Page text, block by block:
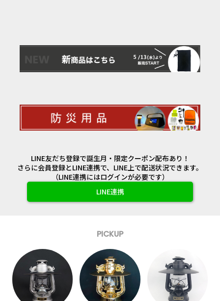
LINE友だち登録で誕生月・限定クーポン配布あり！
さらに会員登録とLINE連携で、LINE上で配送状況できます。
（LINE連携にはログインが必要です）
LINE連携
PICKUP